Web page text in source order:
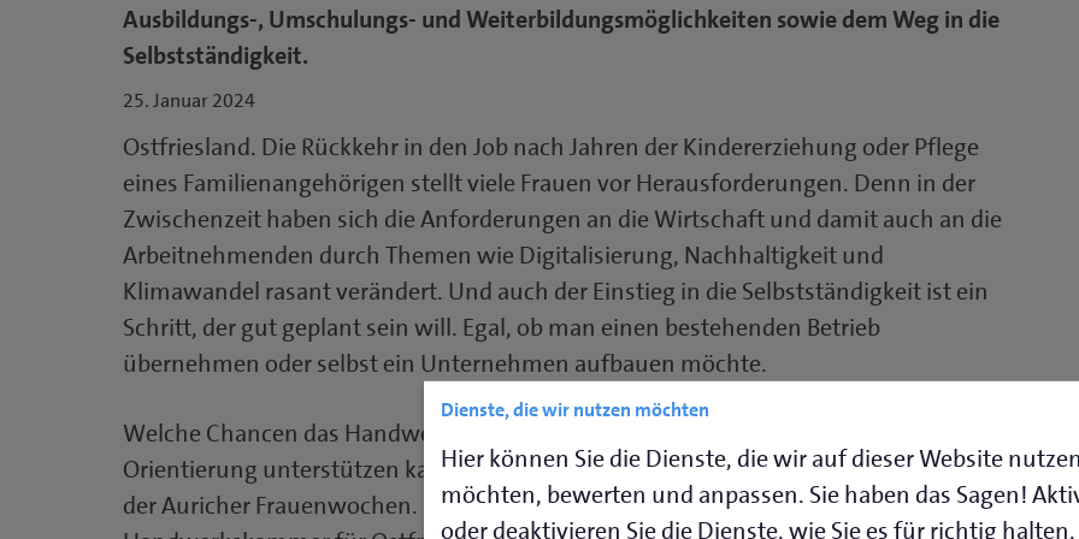
Ausbildungs-, Umschulungs- und Weiterbildungsmöglichkeiten sowie dem Weg in die
Selbstständigkeit.
25. Januar 2024
Ostfriesland. Die Rückkehr in den Job nach Jahren der Kindererziehung oder Pflege
eines Familienangehörigen stellt viele Frauen vor Herausforderungen. Denn in der
Zwischenzeit haben sich die Anforderungen an die Wirtschaft und damit auch an die
Arbeitnehmenden durch Themen wie Digitalisierung, Nachhaltigkeit und
Klimawandel rasant verändert. Und auch der Einstieg in die Selbstständigkeit ist ein
Schritt, der gut geplant sein will. Egal, ob man einen bestehenden Betrieb
übernehmen oder selbst ein Unternehmen aufbauen möchte.
Welche Chancen das Handwerk Frauen bietet und wer bei der beruflichen (Neu-)
Orientierung unterstützen kann, dazu informiert eine Veranstaltungsreihe im Rahmen
der Auricher Frauenwochen. Sie findet in enger Kooperation zwischen der
Dienste, die wir nutzen möchten
Hier können Sie die Dienste, die wir auf dieser Website nutzen
möchten, bewerten und anpassen. Sie haben das Sagen!
oder deaktivieren Sie die Dienste, wie Sie es für richtig halten.